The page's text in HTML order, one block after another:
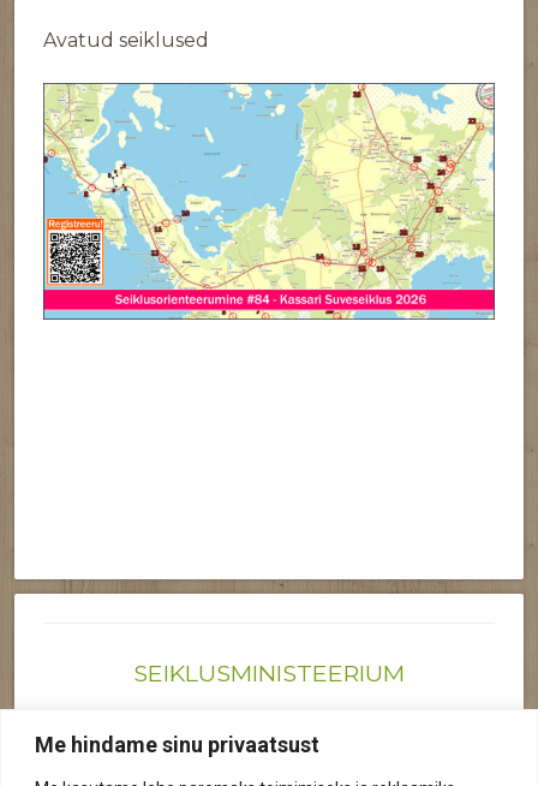
Me hindame sinu privaatsust
Avatud seiklused
SEIKLUSMINISTEERIUM
Reg nr: 12041719